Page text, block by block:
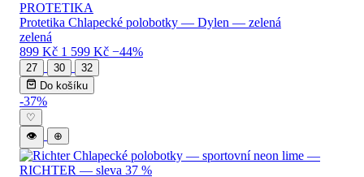
PROTETIKA
Protetika Chlapecké polobotky — Dylen — zelená
zelená
899 Kč 1 599 Kč −44%
27 30
32
Do košíku
-37%
♡
👁
⊕